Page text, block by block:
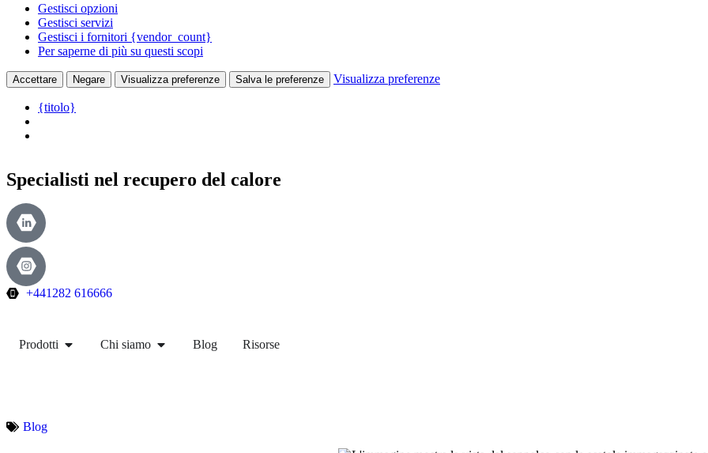
Gestisci opzioni
Gestisci servizi
Gestisci i fornitori {vendor_count}
Per saperne di più su questi scopi
Accettare Negare Visualizza preferenze Salva le preferenze Visualizza preferenze
{titolo}
Specialisti nel recupero del calore
+441282 616666
Prodotti Chi siamo Blog Risorse
Blog